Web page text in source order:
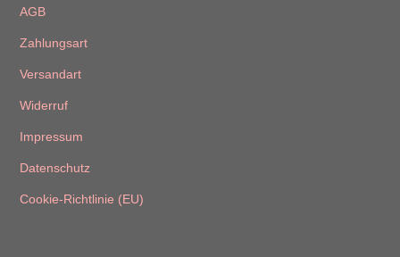
AGB
Zahlungsart
Versandart
Widerruf
Impressum
Datenschutz
Cookie-Richtlinie (EU)